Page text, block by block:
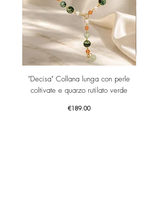
"Decisa" Collana lunga con perle
coltivate e quarzo rutilato verde
Price
€189.00